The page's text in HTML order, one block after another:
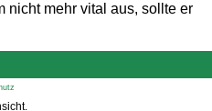
nicht mehr vital aus, sollte er